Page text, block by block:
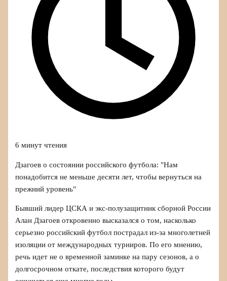
6 минут чтения
Дзагоев о состоянии российского футбола: "Нам
понадобится не меньше десяти лет, чтобы вернуться на
прежний уровень"
Бывший лидер ЦСКА и экс-полузащитник сборной России
Алан Дзагоев откровенно высказался о том, насколько
серьезно российский футбол пострадал из‑за многолетней
изоляции от международных турниров. По его мнению,
речь идет не о временной заминке на пару сезонов, а о
долгосрочном откате, последствия которого будут